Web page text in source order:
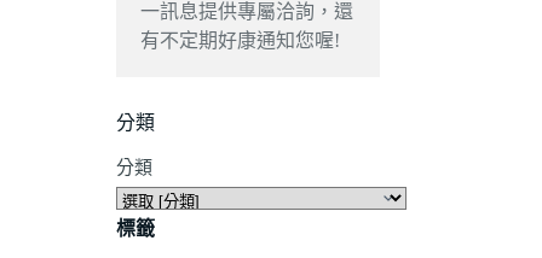
一訊息提供專屬洽詢，還
有不定期好康通知您喔!
分類
分類
標籤